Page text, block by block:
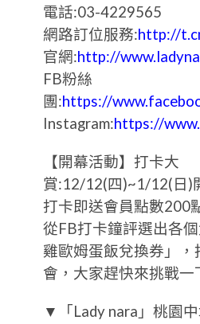
電話:03-4229565
網路訂位服務:http://
官網:http://
FB粉絲
團:https://
Instagram:https://
【開幕活動】打卡大
賞:12/12(四)~1/12(日)
打卡即送會員點數200
從FB打卡鐘評選出各
雞歐姆蛋飯兌換券」，
會，大家趕快來挑戰一
▼「Lady nara」桃園